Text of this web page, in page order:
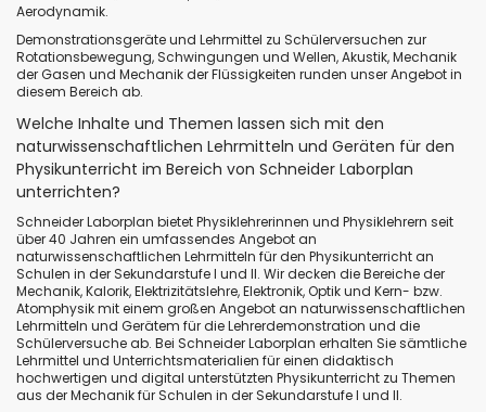
Aerodynamik.
Demonstrationsgeräte und Lehrmittel zu Schülerversuchen zur
Rotationsbewegung, Schwingungen und Wellen, Akustik, Mechanik
der Gasen und Mechanik der Flüssigkeiten runden unser Angebot in
diesem Bereich ab.
Welche Inhalte und Themen lassen sich mit den
naturwissenschaftlichen Lehrmitteln und Geräten für den
Physikunterricht im Bereich von Schneider Laborplan
unterrichten?
Schneider Laborplan bietet Physiklehrerinnen und Physiklehrern seit
über 40 Jahren ein umfassendes Angebot an
naturwissenschaftlichen Lehrmitteln für den Physikunterricht an
Schulen in der Sekundarstufe I und II. Wir decken die Bereiche der
Mechanik, Kalorik, Elektrizitätslehre, Elektronik, Optik und Kern- bzw.
Atomphysik mit einem großen Angebot an naturwissenschaftlichen
Lehrmitteln und Gerätem für die Lehrerdemonstration und die
Schülerversuche ab. Bei Schneider Laborplan erhalten Sie sämtliche
Lehrmittel und Unterrichtsmaterialien für einen didaktisch
hochwertigen und digital unterstützten Physikunterricht zu Themen
aus der Mechanik für Schulen in der Sekundarstufe I und II.